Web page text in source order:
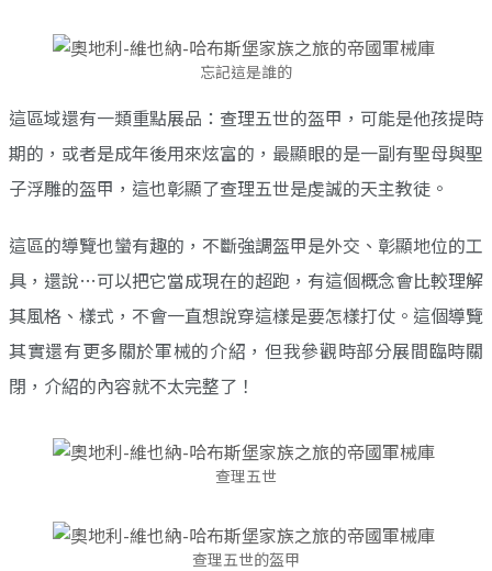
忘記這是誰的
這區域還有一類重點展品：查理五世的盔甲，可能是他孩提時
期的，或者是成年後用來炫富的，最顯眼的是一副有聖母與聖
子浮雕的盔甲，這也彰顯了查理五世是虔誠的天主教徒。
這區的導覽也蠻有趣的，不斷強調盔甲是外交、彰顯地位的工
具，還說…可以把它當成現在的超跑，有這個概念會比較理解
其風格、樣式，不會一直想說穿這樣是要怎樣打仗。這個導覽
其實還有更多關於軍械的介紹，但我參觀時部分展間臨時關
閉，介紹的內容就不太完整了！
查理五世
查理五世的盔甲